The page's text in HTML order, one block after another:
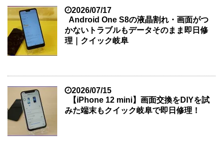
2026/07/17
Android One S8の液晶割れ・画面がつ
かないトラブルもデータそのまま即日修
理｜クイック岐阜
2026/07/15
【iPhone 12 mini】画面交換をDIYを試
みた端末もクイック岐阜で即日修理！